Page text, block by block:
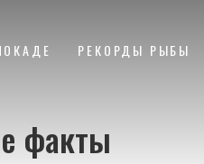
РЕКОРДЫ РЫБЫ
факты